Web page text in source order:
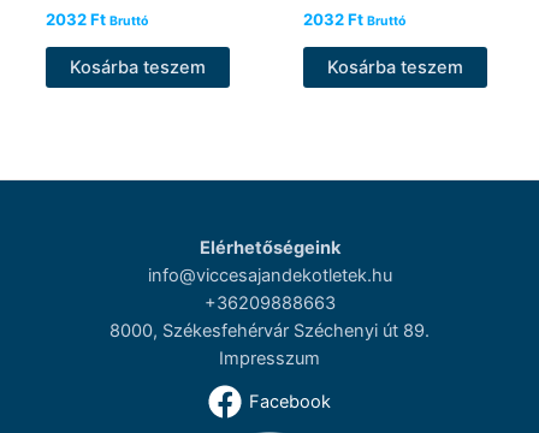
2032Ft Bruttó
Kosárba teszem
2032Ft Bruttó
Kosárba teszem
Elérhetőségeink
info@viccesajandekotletek.hu
+36209888663
8000, Székesfehérvár Széchenyi út 89.
Impresszum
Facebook